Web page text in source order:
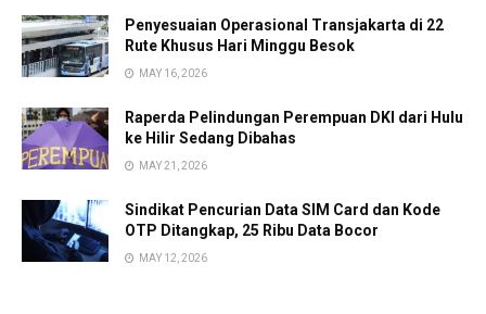
Penyesuaian Operasional Transjakarta di 22
Rute Khusus Hari Minggu Besok
MAY 16, 2026
Raperda Pelindungan Perempuan DKI dari Hulu
ke Hilir Sedang Dibahas
MAY 21, 2026
Sindikat Pencurian Data SIM Card dan Kode
OTP Ditangkap, 25 Ribu Data Bocor
MAY 12, 2026